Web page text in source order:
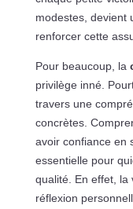
modestes, devient
renforcer cette
Pour beaucoup, la
privilège inné.
travers une
concrètes.
avoir confiance en
essentielle pour
qualité. En effet, la
réflexion